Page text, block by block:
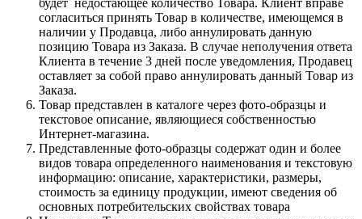
согласиться принять Товар в количестве, имеющемся в
наличии у Продавца, либо аннулировать данную
позицию Товара из Заказа. В случае неполучения ответа
Клиента в течение 3 дней после уведомления, Продавец
оставляет за собой право аннулировать данный Товар из
Заказа.
Товар представлен в каталоге через фото-образцы и
текстовое описание, являющиеся собственностью
Интернет-магазина.
Представленные фото-образцы содержат один и более
видов товара определенного наименования и текстовую
информацию: описание, характеристики, размеры,
стоимость за единицу продукции, имеют сведения об
основных потребительских свойствах товара